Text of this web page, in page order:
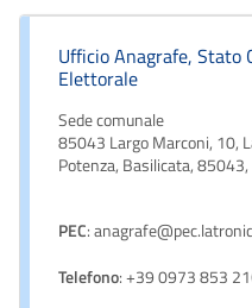
Ufficio Anagrafe, Stato
Elettorale
Sede comunale
85043 Largo Marconi, 10,
Potenza, Basilicata,
PEC:
Telefono: +39 0973 853